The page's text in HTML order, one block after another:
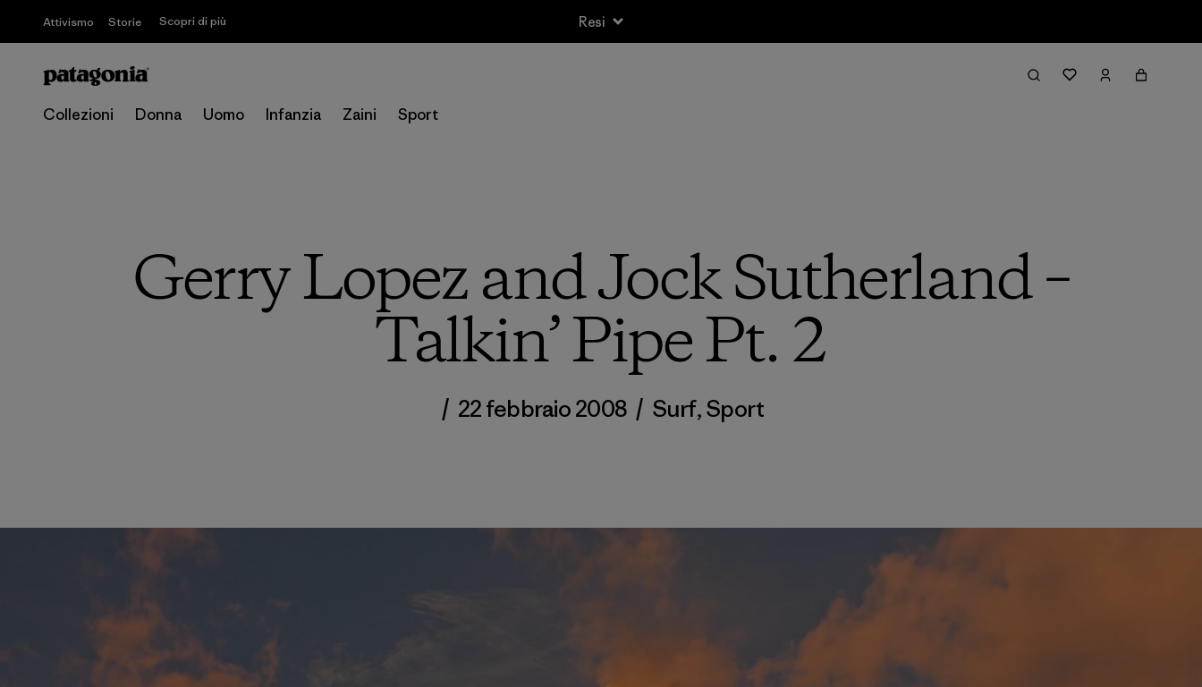
Attivismo Storie Scopri di più Resi
Collezioni Donna Uomo Infanzia Zaini Sport
Gerry Lopez and Jock Sutherland –
Talkin’ Pipe Pt. 2
/ 22 febbraio 2008 / Surf,Sport